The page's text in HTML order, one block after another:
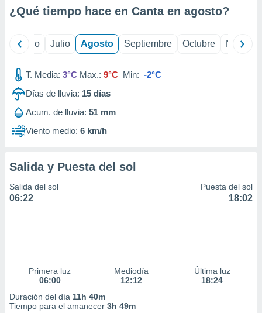
publicidad
1199
¿Qué tiempo hace en Canta en agosto?
Junio Julio Agosto Septiembre Octubre
T. Media: 3°C Max.: 9°C Min: -2°C
Días de lluvia: 15 días
Acum. de lluvia: 51 mm
Viento medio: 6 km/h
Salida y Puesta del sol
Salida del sol
06:22
Puesta del sol
18:02
Primera luz
06:00
Mediodía
12:12
Última luz
18:24
Duración del día 11h 40m
Tiempo para el amanecer 3h 49m